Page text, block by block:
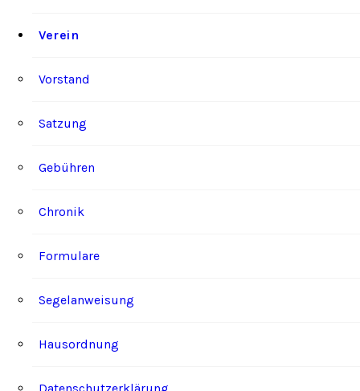
Verein
Vorstand
Satzung
Gebühren
Chronik
Formulare
Segelanweisung
Hausordnung